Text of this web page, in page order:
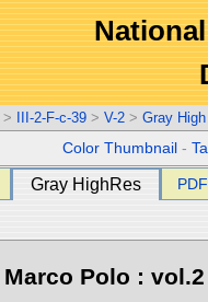
> III-2-F-c-39 > V-2 > Gray
Color Thumbnail -
Gray HighRes PDF
Marco Polo : vol.2